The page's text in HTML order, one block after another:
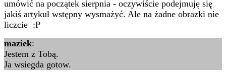
umówić na początek sierpnia - oczywiście podejmuję się
jakiś artykuł wstępny wysmażyć. Ale na żadne obrazki nie
liczcie :P
maziek:
Jestem z Tobą.
Ja wsiegda gotow.